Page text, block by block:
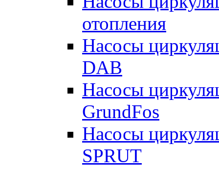
отопления
Насосы
DAB
Насосы
GrundFos
Насосы
SPRUT